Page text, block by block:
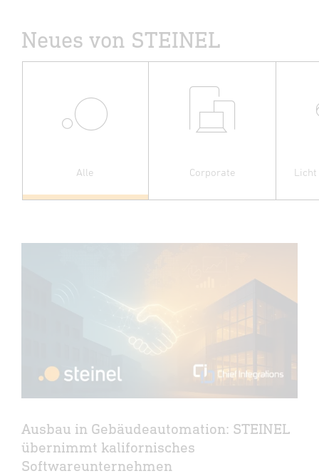
Neues von STEINEL
Alle Corporate
Ausbau in Gebäudeautomation: STEINEL
übernimmt kalifornisches
Softwareunternehmen